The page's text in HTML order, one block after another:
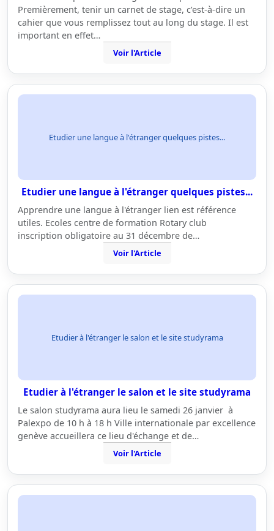
Premièrement, tenir un carnet de stage, c’est-à-dire un
cahier que vous remplissez tout au long du stage. Il est
important en effet…
Voir l'Article
Etudier une langue à l'étranger quelques pistes...
Etudier une langue à l'étranger quelques pistes...
Apprendre une langue à l'étranger lien est référence
utiles. Ecoles centre de formation Rotary club
inscription obligatoire au 31 décembre de…
Voir l'Article
Etudier à l'étranger le salon et le site studyrama
Etudier à l'étranger le salon et le site studyrama
Le salon studyrama aura lieu le samedi 26 janvier à
Palexpo de 10 h à 18 h Ville internationale par excellence
genève accueillera ce lieu d'échange et de…
Voir l'Article